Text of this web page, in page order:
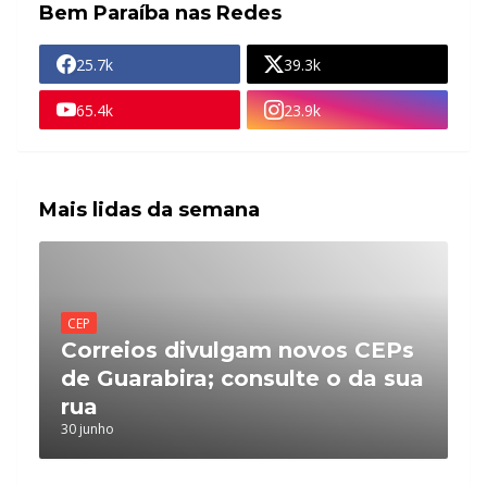
Bem Paraíba nas Redes
25.7k 39.3k
65.4k 23.9k
Mais lidas da semana
CEP
Correios divulgam novos CEPs
de Guarabira; consulte o da sua
rua
30 junho